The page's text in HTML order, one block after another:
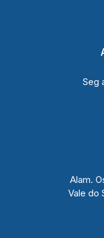
Seg
Alam.
Vale do